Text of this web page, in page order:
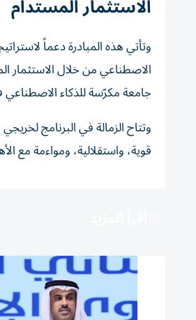
الاستثمار المستدام
الاصطناعي من خلال الاستثمار
جامعة مكرّسة للذكاء الاصطناعي
وتتاح الزمالة في البرنامج
قوية، واستقلالية، ومواءمة مع